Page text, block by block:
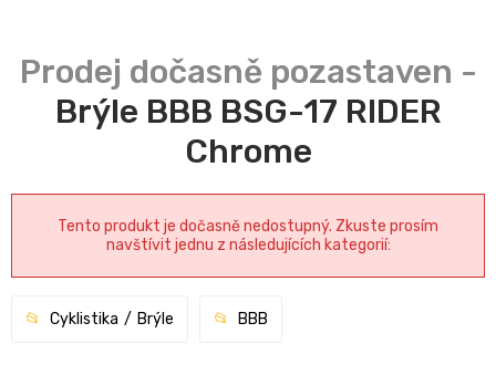
Brýle BBB BSG-17 RIDER
Chrome
Tento produkt je dočasně nedostupný. Zkuste prosím
navštívit jednu z následujících kategorií:
Cyklistika Brýle BBB